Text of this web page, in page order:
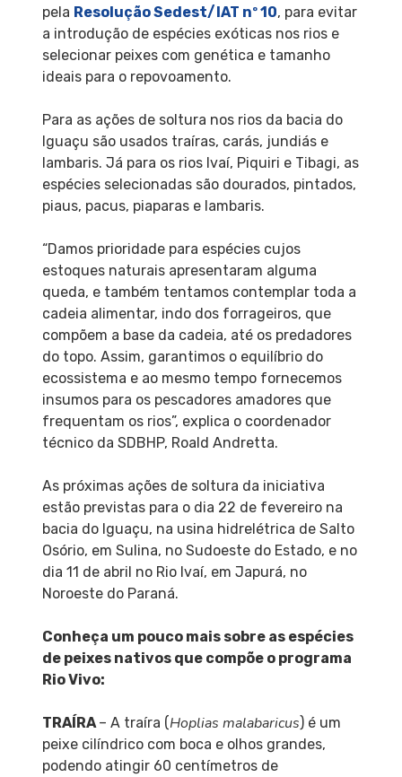
pela Resolução Sedest/IAT nº 10, para evitar
a introdução de espécies exóticas nos rios e
selecionar peixes com genética e tamanho
ideais para o repovoamento.
Para as ações de soltura nos rios da bacia do
Iguaçu são usados traíras, carás, jundiás e
lambaris. Já para os rios Ivaí, Piquiri e Tibagi, as
espécies selecionadas são dourados, pintados,
piaus, pacus, piaparas e lambaris.
“Damos prioridade para espécies cujos
estoques naturais apresentaram alguma
queda, e também tentamos contemplar toda a
cadeia alimentar, indo dos forrageiros, que
compõem a base da cadeia, até os predadores
do topo. Assim, garantimos o equilíbrio do
ecossistema e ao mesmo tempo fornecemos
insumos para os pescadores amadores que
frequentam os rios”, explica o coordenador
técnico da SDBHP, Roald Andretta.
As próximas ações de soltura da iniciativa
estão previstas para o dia 22 de fevereiro na
bacia do Iguaçu, na usina hidrelétrica de Salto
Osório, em Sulina, no Sudoeste do Estado, e no
dia 11 de abril no Rio Ivaí, em Japurá, no
Noroeste do Paraná.
Conheça um pouco mais sobre as espécies
de peixes nativos que compõe o programa
Rio Vivo:
TRAÍRA – A traíra (Hoplias malabaricus) é um
peixe cilíndrico com boca e olhos grandes,
podendo atingir 60 centímetros de